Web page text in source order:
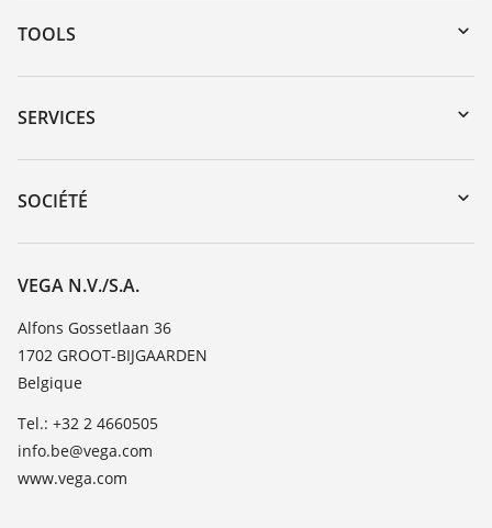
TOOLS
Téléchargements
Recherche par numéro de série
DTM Collection/PACTware
SERVICES
Retour d'appareil
Formations
TeamViewer
SOCIÉTÉ
Carrière
À propos de VEGA
Contact
News
Presse
Blog
VEGA N.V./S.A.
Alfons Gossetlaan 36
1702 GROOT-BIJGAARDEN
Belgique
Tel.: +32 2 4660505
info.be@vega.com
www.vega.com